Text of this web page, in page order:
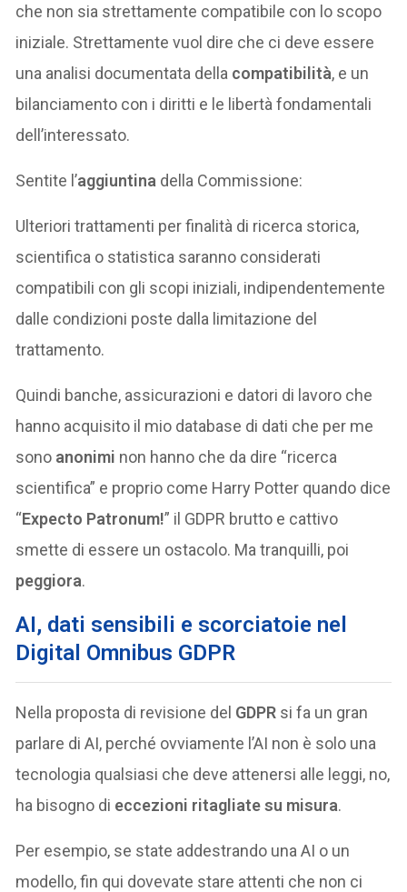
che non sia strettamente compatibile con lo scopo
iniziale. Strettamente vuol dire che ci deve essere
una analisi documentata della compatibilità, e un
bilanciamento con i diritti e le libertà fondamentali
dell’interessato.
Sentite l’aggiuntina della Commissione:
Ulteriori trattamenti per finalità di ricerca storica,
scientifica o statistica saranno considerati
compatibili con gli scopi iniziali, indipendentemente
dalle condizioni poste dalla limitazione del
trattamento.
Quindi banche, assicurazioni e datori di lavoro che
hanno acquisito il mio database di dati che per me
sono anonimi non hanno che da dire “ricerca
scientifica” e proprio come Harry Potter quando dice
“Expecto Patronum!” il GDPR brutto e cattivo
smette di essere un ostacolo. Ma tranquilli, poi
peggiora.
AI, dati sensibili e scorciatoie nel
Digital Omnibus GDPR
Nella proposta di revisione del GDPR si fa un gran
parlare di AI, perché ovviamente l’AI non è solo una
tecnologia qualsiasi che deve attenersi alle leggi, no,
ha bisogno di eccezioni ritagliate su misura.
Per esempio, se state addestrando una AI o un
modello, fin qui dovevate stare attenti che non ci